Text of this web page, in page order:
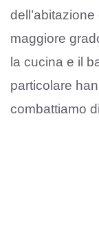
maggiore
la cucina e il
particolare
combattiamo